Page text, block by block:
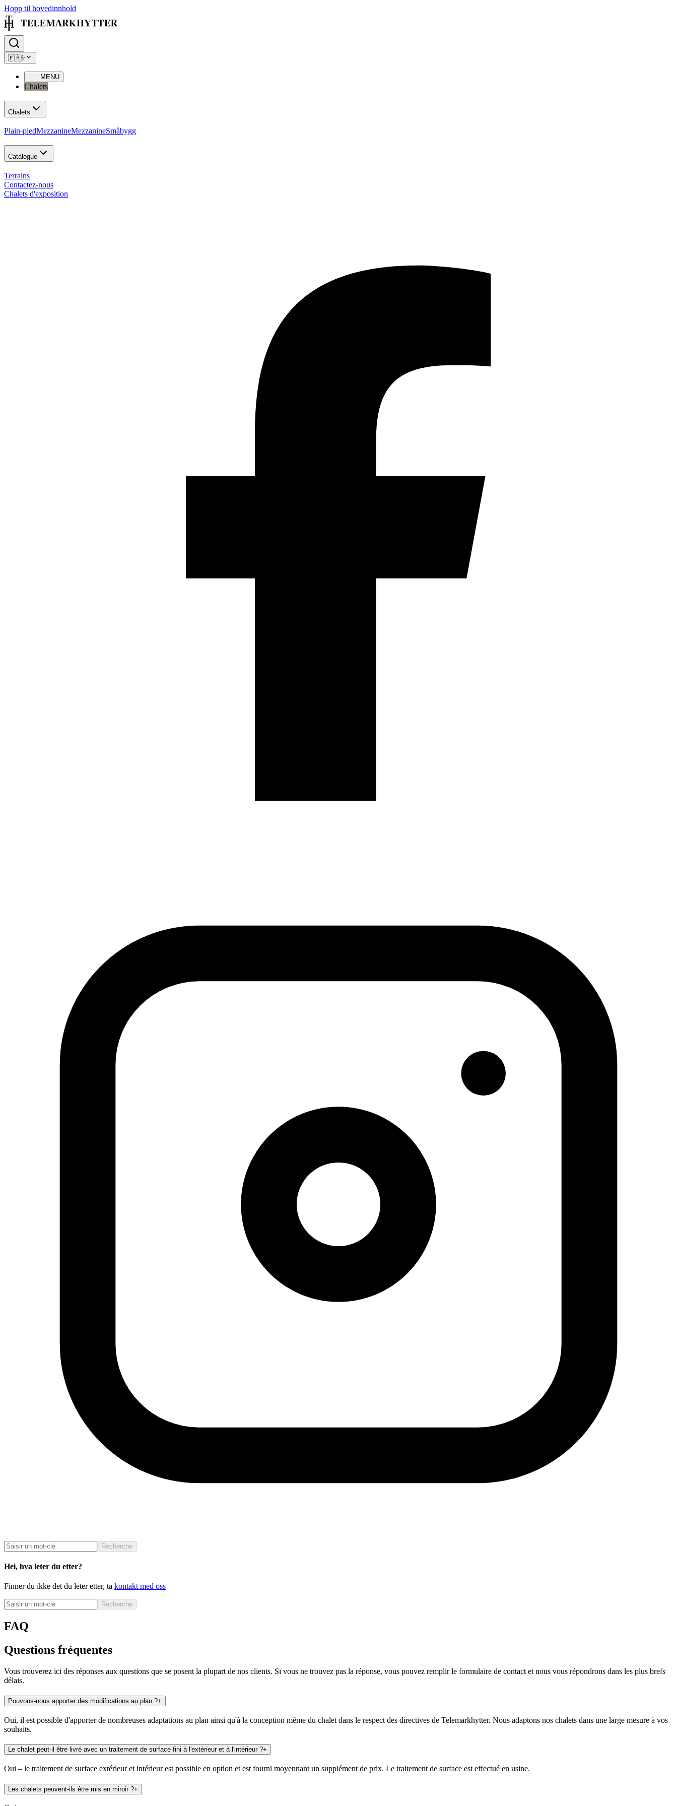
Hopp til hovedinnhold
🇫🇷fr
MENU
Chalets
Chalets
Plain-piedMezzanineMezzanineSmåbygg
Catalogue
Terrains
Contactez-nous
Chalets d'exposition
Recherche
Hei, hva leter du etter?
Finner du ikke det du leter etter, ta kontakt med oss
Recherche
FAQ
Questions fréquentes
Vous trouverez ici des réponses aux questions que se posent la plupart de nos clients. Si vous ne trouvez pas la réponse, vous pouvez remplir le formulaire de contact et nous vous répondrons dans les plus brefs
délais.
Pouvons-nous apporter des modifications au plan ?+
Oui, il est possible d'apporter de nombreuses adaptations au plan ainsi qu'à la conception même du chalet dans le respect des directives de Telemarkhytter. Nous adaptons nos chalets dans une large mesure à vos
souhaits.
Le chalet peut-il être livré avec un traitement de surface fini à l'extérieur et à l'intérieur ?+
Oui – le traitement de surface extérieur et intérieur est possible en option et est fourni moyennant un supplément de prix. Le traitement de surface est effectué en usine.
Les chalets peuvent-ils être mis en miroir ?+